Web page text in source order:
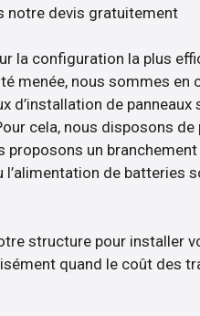
notre devis gratuitement
la configuration la plus
menée, nous sommes en
d’installation de panneaux
cela, nous disposons de
proposons un branchement
de batteries
structure pour installer
quand le coût des